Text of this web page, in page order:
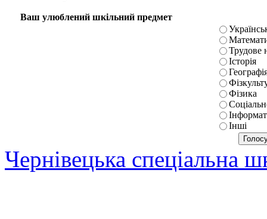
Ваш улюблений шкільний предмет
Трудове
Історія
Фізика
Інші
Чернівецька спеціальна